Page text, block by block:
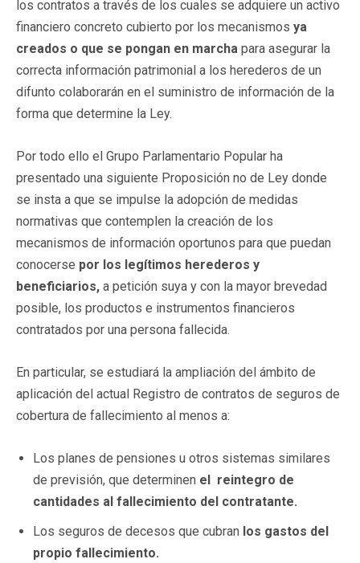
los contratos a través de los cuales se adquiere un activo
financiero concreto cubierto por los mecanismos ya
creados o que se pongan en marcha para asegurar la
correcta información patrimonial a los herederos de un
difunto colaborarán en el suministro de información de la
forma que determine la Ley.
Por todo ello el Grupo Parlamentario Popular ha
presentado una siguiente Proposición no de Ley donde
se insta a que se impulse la adopción de medidas
normativas que contemplen la creación de los
mecanismos de información oportunos para que puedan
conocerse por los legítimos herederos y
beneficiarios, a petición suya y con la mayor brevedad
posible, los productos e instrumentos financieros
contratados por una persona fallecida.
En particular, se estudiará la ampliación del ámbito de
aplicación del actual Registro de contratos de seguros de
cobertura de fallecimiento al menos a:
Los planes de pensiones u otros sistemas similares
de previsión, que determinen el reintegro de
cantidades al fallecimiento del contratante.
Los seguros de decesos que cubran los gastos del
propio fallecimiento.